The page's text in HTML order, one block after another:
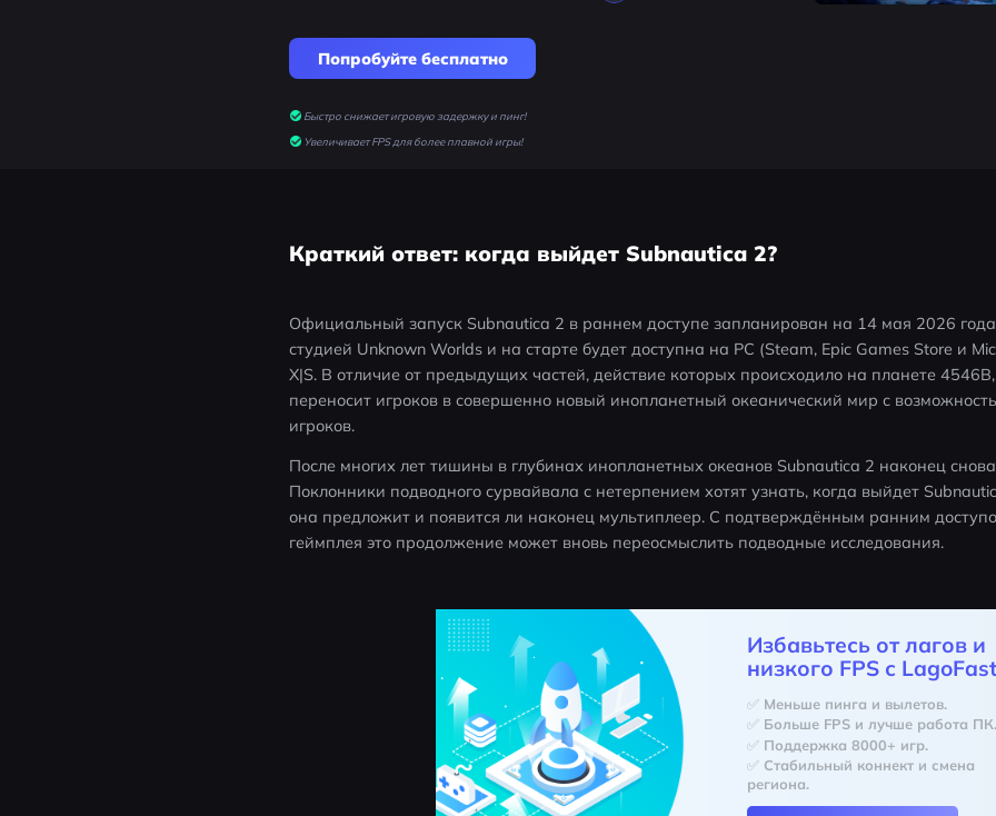
Попробуйте бесплатно
Быстро снижает игровую задержку и пинг!
Увеличивает FPS для более плавной игры!
Краткий ответ: когда выйдет Subnautica 2?
Официальный запуск Subnautica 2 в раннем доступе запланирован на 14 мая 2026
студией Unknown Worlds и на старте будет доступна на PC (Steam, Epic Games Store и
X|S. В отличие от предыдущих частей, действие которых происходило на планете
переносит игроков в совершенно новый инопланетный океанический мир с
игроков.
После многих лет тишины в глубинах инопланетных океанов Subnautica 2 наконец снова
Поклонники подводного сурвайвала с нетерпением хотят узнать, когда выйдет
она предложит и появится ли наконец мультиплеер. С подтверждённым ранним
геймплея это продолжение может вновь переосмыслить подводные исследования.
Избавьтесь от лагов и
низкого FPS с
✅ Меньше пинга и вылетов.
✅ Больше FPS и лучше работа ПК.
✅ Поддержка 8000+ игр.
✅ Стабильный коннект и смена
региона.